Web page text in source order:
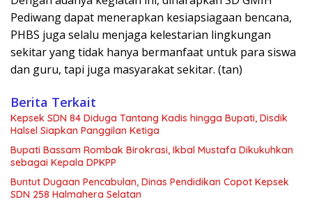
Pediwang dapat menerapkan kesiapsiagaan bencana,
PHBS juga selalu menjaga kelestarian lingkungan
sekitar yang tidak hanya bermanfaat untuk para siswa
dan guru, tapi juga masyarakat sekitar. (tan)
Berita Terkait
Kepsek SDN 84 Diduga Tantang Kadis hingga Bupati, Disdik
Halsel Siapkan Panggilan Ketiga
Bupati Bassam Rombak Birokrasi, Ikbal Mustafa Dikukuhkan
sebagai Kepala DPKPP
Buntut Dugaan Pencabulan, Dinas Pendidikan Copot Kepsek
SDN 258 Halmahera Selatan